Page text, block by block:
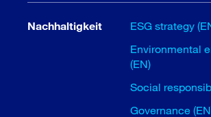
Nachhaltigkeit
ESG strategy
Environmental
(EN)
Social
Governance